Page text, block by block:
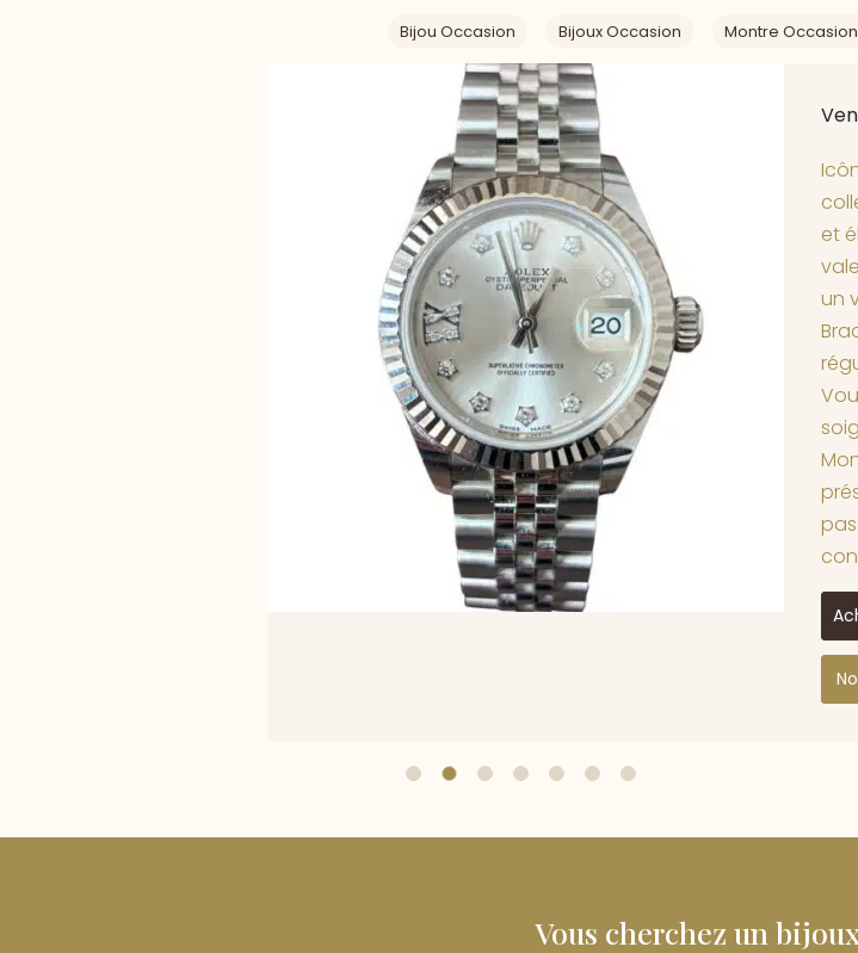
Bijou Occasion Bijoux Occasion Montre Occasion
et
un
Vous cherchez un